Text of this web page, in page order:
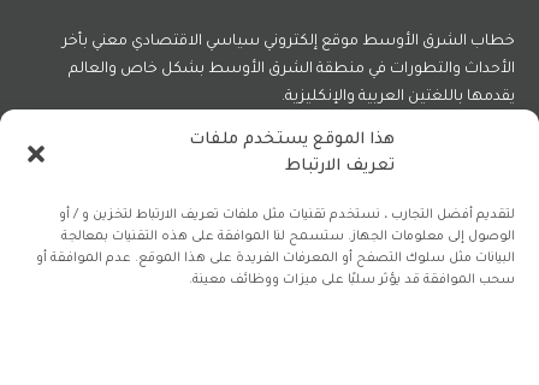
هذا الموقع يستخدم ملفات
تعريف الارتباط
لتقديم أفضل التجارب ، نستخدم تقنيات مثل ملفات تعريف الارتباط لتخزين و / أو
الوصول إلى معلومات الجهاز. ستسمح لنا الموافقة على هذه التقنيات بمعالجة
البيانات مثل سلوك التصفح أو المعرفات الفريدة على هذا الموقع. عدم الموافقة أو
سحب الموافقة قد يؤثر سلبًا على ميزات ووظائف معينة.
خطاب الشرق الأوسط موقع إلكتروني سياسي الاقتصادي معني بأخر
الأحداث والتطورات في منطقة الشرق الأوسط بشكل خاص والعالم
يقدمها باللغتين العربية والإنكليزية.
(Twitter)